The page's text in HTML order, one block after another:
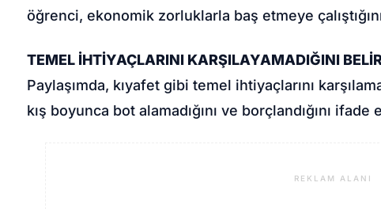
öğrenci, ekonomik zorluklarla baş etmeye
TEMEL İHTİYAÇLARINI KARŞILAYAMADIĞINI
Paylaşımda, kıyafet gibi temel ihtiyaçlarını
kış boyunca bot alamadığını ve borçlandığını ifade
REKLAM ALANI